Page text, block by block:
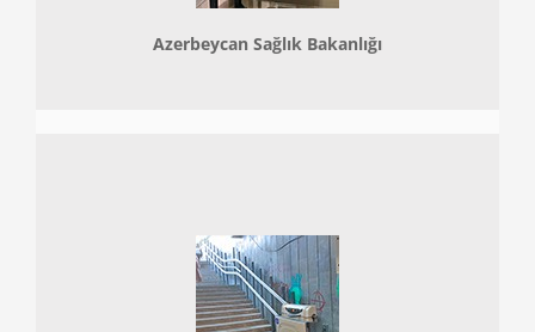
Azerbeycan Sağlık Bakanlığı